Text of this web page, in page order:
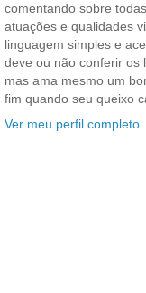
comentando sobre
atuações e qualidades
linguagem simples e
deve ou não conferir os
mas ama mesmo um
fim quando seu queixo
Ver meu perfil completo